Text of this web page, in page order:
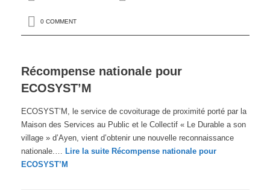
0 COMMENT
Récompense nationale pour
ECOSYST’M
ECOSYST’M, le service de covoiturage de proximité porté par la
Maison des Services au Public et le Collectif « Le Durable a son
village » d’Ayen, vient d’obtenir une nouvelle reconnaissance
nationale.… Lire la suiteRécompense nationale pour
ECOSYST’M